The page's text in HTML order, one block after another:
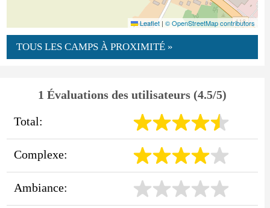
Leaflet | © OpenStreetMap contributors
TOUS LES CAMPS À PROXIMITÉ »
1 Évaluations des utilisateurs (4.5/5)
Total:
Complexe:
Ambiance: